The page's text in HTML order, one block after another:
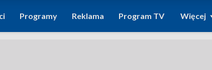
Programy Reklama Program TV Więcej